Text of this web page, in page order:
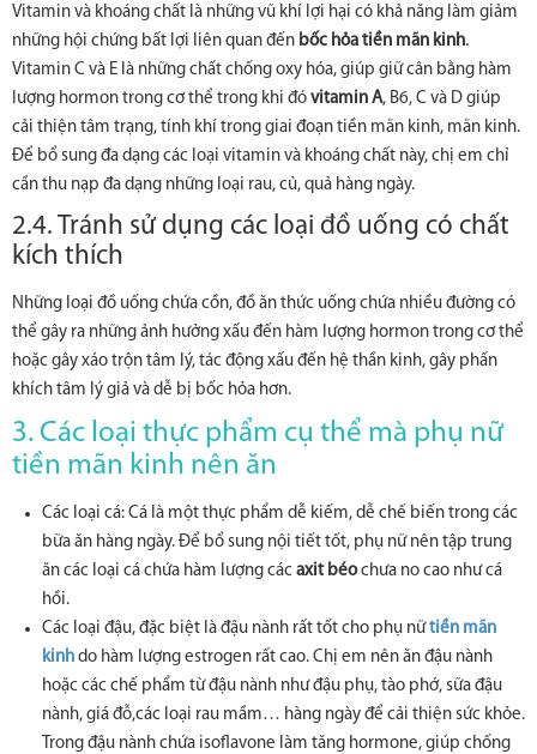
Vitamin và khoáng chất là những vũ khí lợi hại có khả năng làm giảm
những hội chứng bất lợi liên quan đến bốc hỏa tiền mãn kinh.
Vitamin C và E là những chất chống oxy hóa, giúp giữ cân bằng hàm
lượng hormon trong cơ thể trong khi đó vitamin A, B6, C và D giúp
cải thiện tâm trạng, tính khí trong giai đoạn tiền mãn kinh, mãn kinh.
Để bổ sung đa dạng các loại vitamin và khoáng chất này, chị em chỉ
cần thu nạp đa dạng những loại rau, củ, quả hàng ngày.
2.4. Tránh sử dụng các loại đồ uống có chất
kích thích
Những loại đồ uống chứa cồn, đồ ăn thức uống chứa nhiều đường có
thể gây ra những ảnh hưởng xấu đến hàm lượng hormon trong cơ thể
hoặc gây xáo trộn tâm lý, tác động xấu đến hệ thần kinh, gây phấn
khích tâm lý giả và dễ bị bốc hỏa hơn.
3. Các loại thực phẩm cụ thể mà phụ nữ
tiền mãn kinh nên ăn
Các loại cá: Cá là một thực phẩm dễ kiếm, dễ chế biến trong các
bữa ăn hàng ngày. Để bổ sung nội tiết tốt, phụ nữ nên tập trung
ăn các loại cá chứa hàm lượng các axit béochưa no cao như cá
hồi.
Các loại đậu, đặc biệt là đậu nành rất tốt cho phụ nữtiền mãn
kinh do hàm lượng estrogen rất cao. Chị em nên ăn đậu nành
hoặc các chế phẩm từ đậu nành như đậu phụ, tào phớ, sữa đậu
nành, giá đỗ,các loại rau mầm… hàng ngày để cải thiện sức khỏe.
Trong đậu nành chứa isoflavone làm tăng hormone, giúp chống